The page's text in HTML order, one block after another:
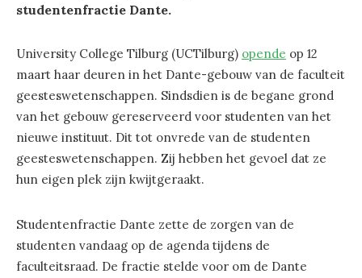
studentenfractie Dante.
University College Tilburg (UCTilburg) opende op 12
maart haar deuren in het Dante-gebouw van de faculteit
geesteswetenschappen. Sindsdien is de begane grond
van het gebouw gereserveerd voor studenten van het
nieuwe instituut. Dit tot onvrede van de studenten
geesteswetenschappen. Zij hebben het gevoel dat ze
hun eigen plek zijn kwijtgeraakt.
Studentenfractie Dante zette de zorgen van de
studenten vandaag op de agenda tijdens de
faculteitsraad. De fractie stelde voor om de Dante